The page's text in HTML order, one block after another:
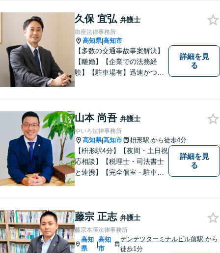
久保 宜弘 弁護士
御座法律事務所
高知県|高知市
【多数の交通事故事案解決】
【離婚】【企業での法務経
験】【駐車場有】迅速かつ丁
い。
詳細を見
る
山本 尚吾 弁護士
やいろ法律事務所
高知県|高知市 枡形駅 から徒歩4分
【枡形駅4分】【夜間・土日祝
応相談】【税理士・司法書士
と連携】【完全個室・駐車場
い説明と親身な対応で納得の
いく解決を目指します。最後
まで粘り強くサポートいたし
ます。
詳細を見
る
藤宗 正志 弁護士
藤宗本澤法律事務所
高知
県
|
高知
市
デンテツターミナルビル前駅から
徒歩1分